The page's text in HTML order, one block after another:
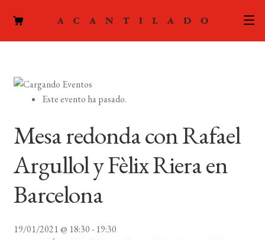
menú
hijo
PODCAST
LA EDITORIAL
CONTACTO
Este evento ha pasado.
Mesa redonda con Rafael
Argullol y Fèlix Riera en
Barcelona
19/01/2021 @ 18:30- 19:30